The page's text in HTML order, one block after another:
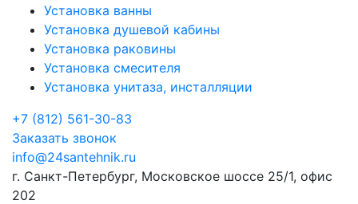
Установка ванны
Установка душевой кабины
Установка раковины
Установка смесителя
Установка унитаза, инсталляции
+7 (812) 561-30-83
Заказать звонок
info@24santehnik.ru
г. Санкт-Петербург, Московское шоссе 25/1, офис
202